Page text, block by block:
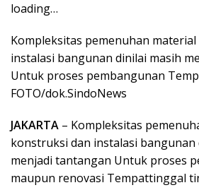
loading…
Kompleksitas pemenuhan
instalasi bangunan dinilai masih
Untuk proses pembangunan
FOTO/dok.SindoNews
JAKARTA – Kompleksitas
konstruksi dan instalasi bangunan
menjadi tantangan Untuk proses
maupun renovasi Tempattinggal